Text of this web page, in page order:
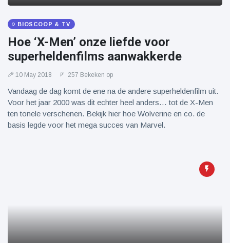
BIOSCOOP & TV
Hoe ‘X-Men’ onze liefde voor
superheldenfilms aanwakkerde
10 May 2018 257 Bekeken op
Vandaag de dag komt de ene na de andere superheldenfilm uit.
Voor het jaar 2000 was dit echter heel anders… tot de X-Men
ten tonele verschenen. Bekijk hier hoe Wolverine en co. de
basis legde voor het mega succes van Marvel.